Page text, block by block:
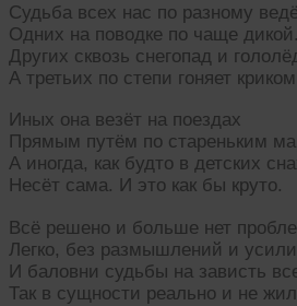
Судьба всех нас по разному
Одних на поводке по чаще дикой.
Других сквозь снегопад и
А третьих по степи гоняет
Иных она везёт на поездах
Прямым путём по стареньким
А иногда, как будто в детских
Несёт сама. И это как бы круто.
Всё решено и больше нет
Легко, без размышлений и
И баловни судьбы на зависть
Так в сущности реально и не